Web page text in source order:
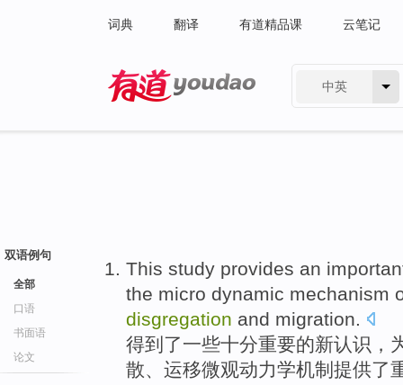
词典 翻译 有道精品课 云笔记
中英
双语例句
全部
口语
书面语
论文
This study provides an
the micro dynamic mechanism
disgregation and migration.
得到了一些十分重要的新认识，
散、运移微观动力学机制 提供了